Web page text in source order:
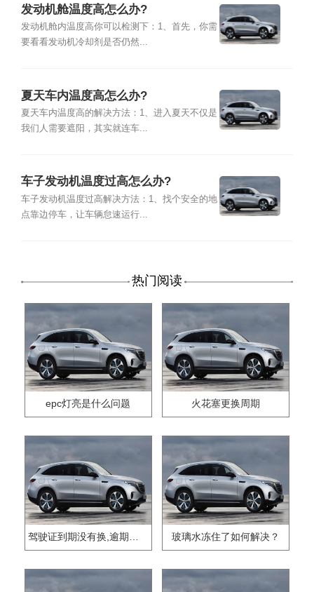
发动机舱温度高怎么办?
发动机舱内温度高你可以检测下：1、首先，你需
要看看发动机冷却剂是否仍然...
夏天车内温度高怎么办?
夏天车内温度高的解决方法：1、进入夏天不仅是
我们人需要遮阳，其实就连车...
车子发动机温度过高怎么办?
车子发动机温度过高解决方法：1、找个安全的地
点靠边停车，让车辆怠速运行...
热门阅读
epc灯亮是什么问题 火花塞更换周期
玻璃水冻住了如何解决？